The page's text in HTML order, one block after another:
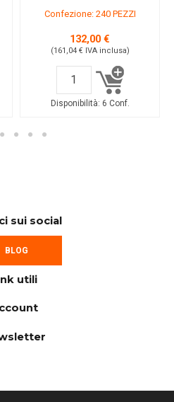
Confezione: 240 PEZZI
132,00 €
(161,04 € IVA inclusa)
Disponibilità: 6 Conf.
sui social
BLOG
utili